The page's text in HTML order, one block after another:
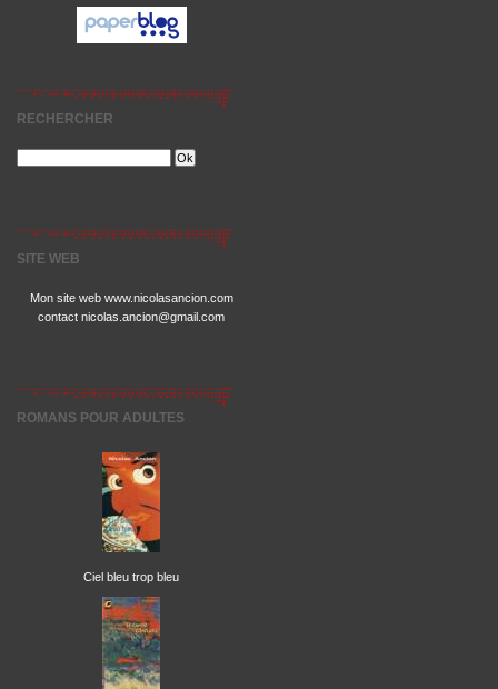
RECHERCHER
SITE WEB
Mon site web www.nicolasancion.com
contact nicolas.ancion@gmail.com
ROMANS POUR ADULTES
Ciel bleu trop bleu